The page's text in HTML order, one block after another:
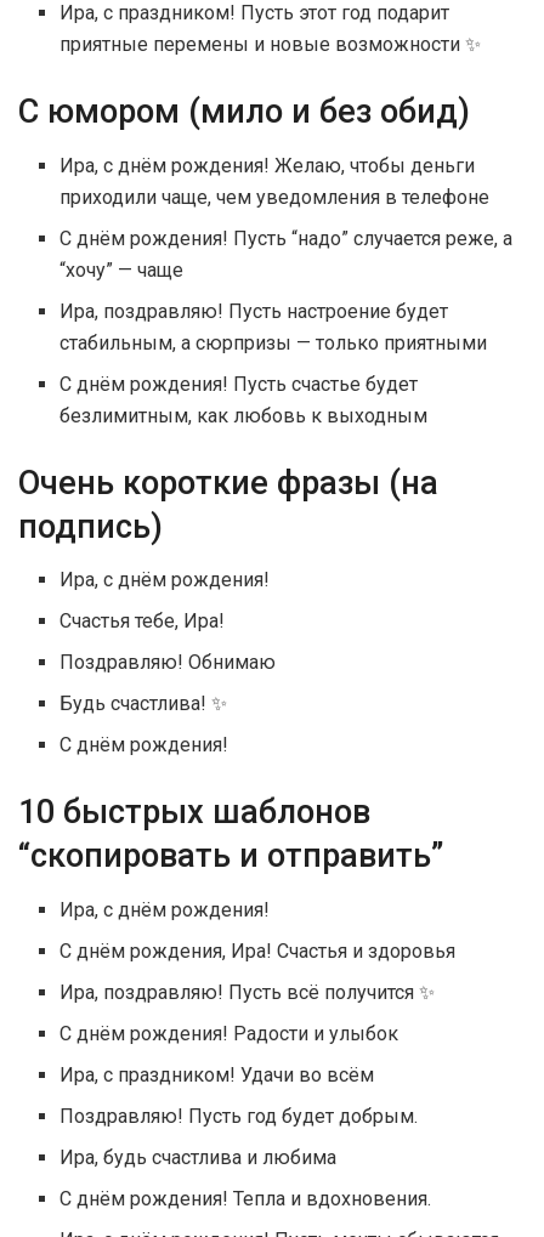
Ира, с праздником! Пусть этот год подарит
приятные перемены и новые возможности ✨
С юмором (мило и без обид)
Ира, с днём рождения! Желаю, чтобы деньги
приходили чаще, чем уведомления в телефоне
С днём рождения! Пусть “надо” случается реже, а
“хочу” — чаще
Ира, поздравляю! Пусть настроение будет
стабильным, а сюрпризы — только приятными
С днём рождения! Пусть счастье будет
безлимитным, как любовь к выходным
Очень короткие фразы (на
подпись)
Ира, с днём рождения!
Счастья тебе, Ира!
Поздравляю! Обнимаю
Будь счастлива! ✨
С днём рождения!
10 быстрых шаблонов
“скопировать и отправить”
Ира, с днём рождения!
С днём рождения, Ира! Счастья и здоровья
Ира, поздравляю! Пусть всё получится ✨
С днём рождения! Радости и улыбок
Ира, с праздником! Удачи во всём
Поздравляю! Пусть год будет добрым.
Ира, будь счастлива и любима
С днём рождения! Тепла и вдохновения.